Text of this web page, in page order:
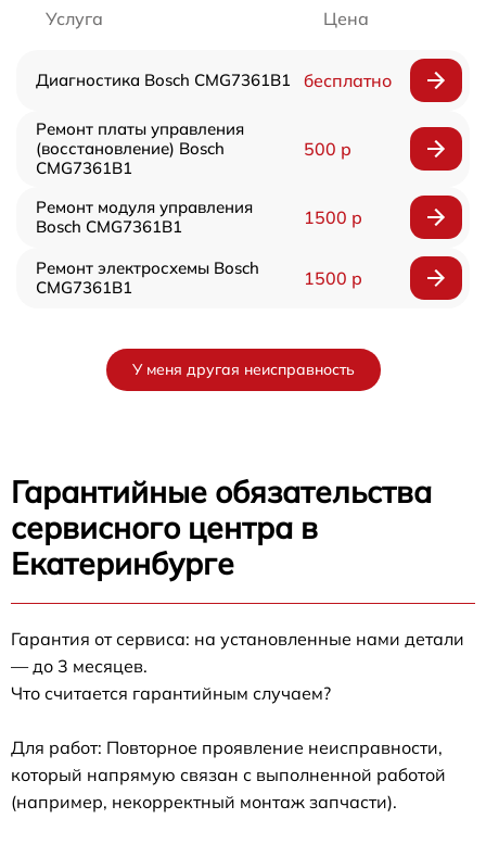
Услуга Цена
Диагностика Bosch CMG7361B1 бесплатно
Ремонт платы управления
(восстановление) Bosch
CMG7361B1
500 р
Ремонт модуля управления
Bosch CMG7361B1
1500 р
Ремонт электросхемы Bosch
CMG7361B1
1500 р
У меня другая неисправность
Гарантийные обязательства
сервисного центра в
Екатеринбурге
Гарантия от сервиса: на установленные нами детали
— до 3 месяцев.
Что считается гарантийным случаем?
Для работ: Повторное проявление неисправности,
который напрямую связан с выполненной работой
(например, некорректный монтаж запчасти).